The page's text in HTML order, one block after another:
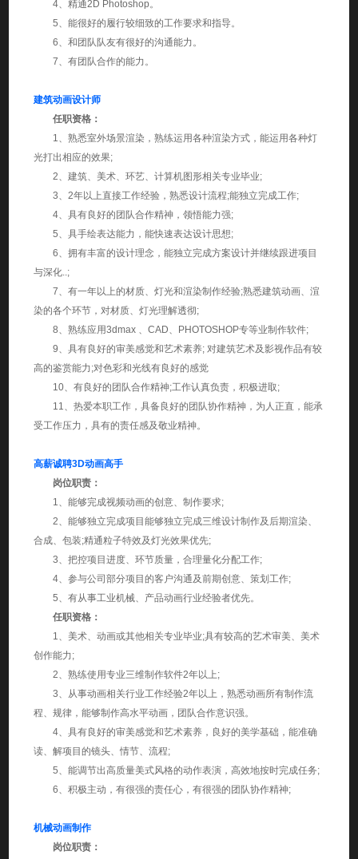
4、精通2D Photoshop。
5、能很好的履行较细致的工作要求和指导。
6、和团队队友有很好的沟通能力。
7、有团队合作的能力。
建筑动画设计师
任职资格：
1、熟悉室外场景渲染，熟练运用各种渲染方式，能运用各种灯
光打出相应的效果;
2、建筑、美术、环艺、计算机图形相关专业毕业;
3、2年以上直接工作经验，熟悉设计流程;能独立完成工作;
4、具有良好的团队合作精神，领悟能力强;
5、具手绘表达能力，能快速表达设计思想;
6、拥有丰富的设计理念，能独立完成方案设计并继续跟进项目
与深化..;
7、有一年以上的材质、灯光和渲染制作经验;熟悉建筑动画、渲
染的各个环节，对材质、灯光理解透彻;
8、熟练应用3dmax 、CAD、PHOTOSHOP专等业制作软件;
9、具有良好的审美感觉和艺术素养; 对建筑艺术及影视作品有较
高的鉴赏能力;对色彩和光线有良好的感觉
10、有良好的团队合作精神;工作认真负责，积极进取;
11、热爱本职工作，具备良好的团队协作精神，为人正直，能承
受工作压力，具有的责任感及敬业精神。
高薪诚聘3D动画高手
岗位职责：
1、能够完成视频动画的创意、制作要求;
2、能够独立完成项目能够独立完成三维设计制作及后期渲染、
合成、包装;精通粒子特效及灯光效果优先;
3、把控项目进度、环节质量，合理量化分配工作;
4、参与公司部分项目的客户沟通及前期创意、策划工作;
5、有从事工业机械、产品动画行业经验者优先。
任职资格：
1、美术、动画或其他相关专业毕业;具有较高的艺术审美、美术
创作能力;
2、熟练使用专业三维制作软件2年以上;
3、从事动画相关行业工作经验2年以上，熟悉动画所有制作流
程、规律，能够制作高水平动画，团队合作意识强。
4、具有良好的审美感觉和艺术素养，良好的美学基础，能准确
读、解项目的镜头、情节、流程;
5、能调节出高质量美式风格的动作表演，高效地按时完成任务;
6、积极主动，有很强的责任心，有很强的团队协作精神;
机械动画制作
岗位职责：